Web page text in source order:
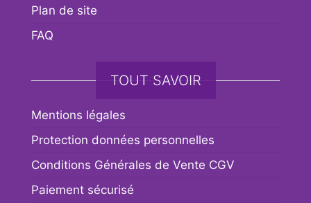
Plan de site
FAQ
TOUT SAVOIR
Mentions légales
Protection données personnelles
Conditions Générales de Vente CGV
Paiement sécurisé